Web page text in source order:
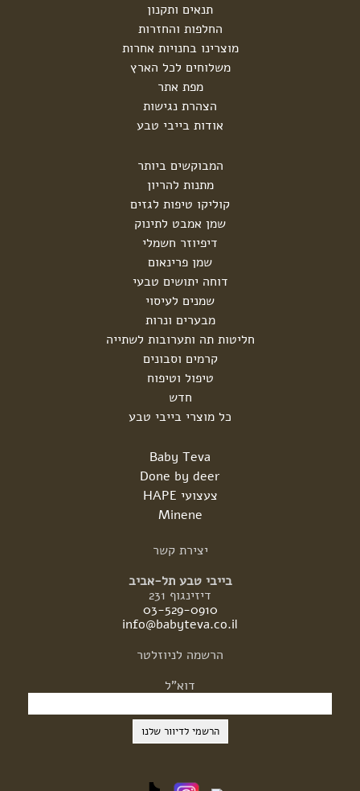
תנאים ותקנון
החלפות והחזרות
מוצרינו בחנויות אחרות
משלוחים לכל הארץ
מפת אתר
הצהרת נגישות
אודות בייבי טבע
המבוקשים ביותר
מתנות להריון
קוליקו טיפות לגזים
שמן אמבט לתינוק
דיפיוזר חשמלי
שמן פרינאום
דוחה יתושים טבעי
שמנים לעיסוי
מבערים ונרות
חליטות תה ותערובות לשתייה
קרמים וסבונים
טיפול וטיפוח
חדש
כל מוצרי בייבי טבע
Baby Teva
Done by deer
צעצועי HAPE
Minene
יצירת קשר
בייבי טבע תל-אביב
דיזינגוף 231
03-529-0910
info@babyteva.co.il
הרשמה לניוזלטר
דוא"ל